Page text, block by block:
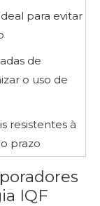
para evitar
de
o uso de
resistentes à
prazo
IQF